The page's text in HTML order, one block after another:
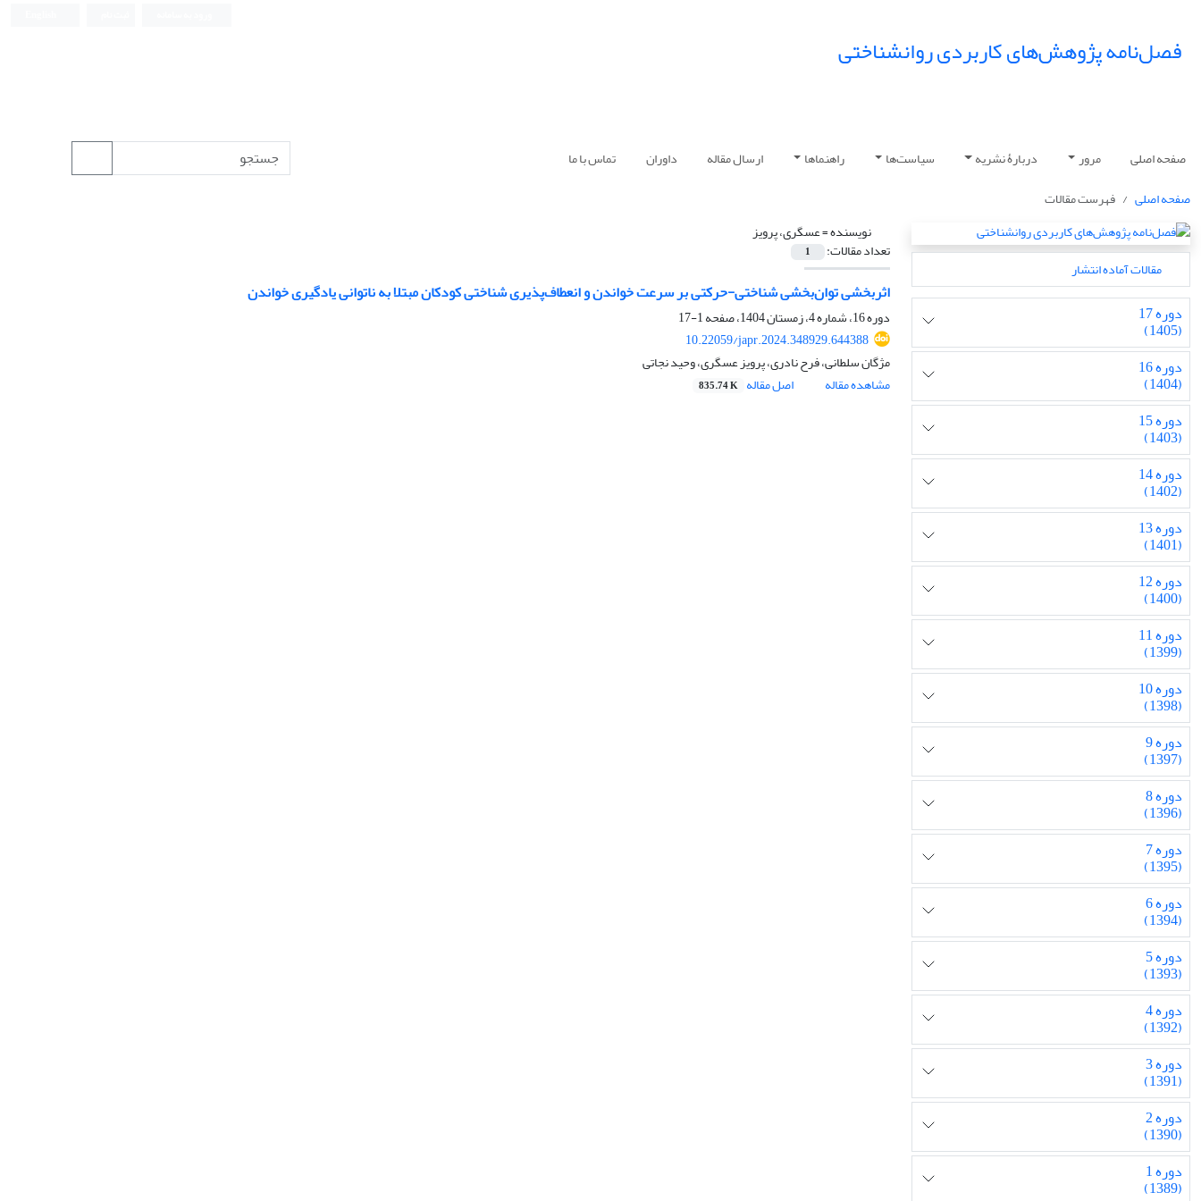
فصل‌نامه پژوهش‌های کاربردی روانشناختی
صفحه اصلی مرور دربارۀ نشریه سیاست‌ها راهنماها ارسال مقاله داوران
تماس با ما
صفحه اصلی
فهرست مقالات
مقالات آماده انتشار
دوره 17
(1405)
دوره 16
(1404)
دوره 15
(1403)
دوره 14
(1402)
دوره 13
(1401)
دوره 12
(1400)
دوره 11
(1399)
دوره 10
(1398)
دوره 9
(1397)
دوره 8
(1396)
دوره 7
(1395)
دوره 6
(1394)
دوره 5
(1393)
دوره 4
(1392)
دوره 3
(1391)
دوره 2
(1390)
دوره 1
(1389)
نویسنده =عسگری، پرویز
تعداد مقالات: 1
اثربخشی توان‌بخشی شناختی-حرکتی بر سرعت خواندن و انعطاف‌پذیری شناختی کودکان مبتلا به ناتوانی یادگیری خواندن
دوره 16، شماره 4، زمستان 1404، صفحه
1-17
10.22059/japr.2024.348929.644388
مژگان سلطانی، فرح نادری، پرویز عسگری، وحید نجاتی
مشاهده مقاله
اصل مقاله 835.74 K